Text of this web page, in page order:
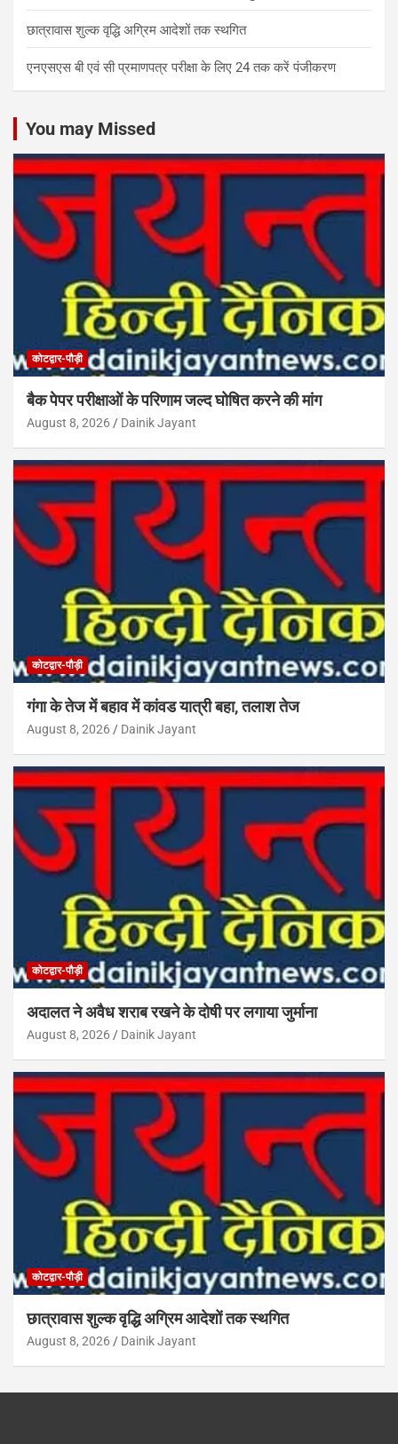
छात्रावास शुल्क वृद्धि अग्रिम आदेशों तक स्थगित
एनएसएस बी एवं सी प्रमाणपत्र परीक्षा के लिए 24 तक करें पंजीकरण
You may Missed
कोटद्वार-पौड़ी
बैक पेपर परीक्षाओं के परिणाम जल्द घोषित करने की मांग
August 8, 2026 Dainik Jayant
कोटद्वार-पौड़ी
गंगा के तेज में बहाव में कांवड यात्री बहा, तलाश तेज
August 8, 2026 Dainik Jayant
कोटद्वार-पौड़ी
अदालत ने अवैध शराब रखने के दोषी पर लगाया जुर्माना
August 8, 2026 Dainik Jayant
कोटद्वार-पौड़ी
छात्रावास शुल्क वृद्धि अग्रिम आदेशों तक स्थगित
August 8, 2026 Dainik Jayant